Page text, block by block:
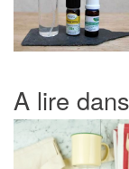
A lire dans